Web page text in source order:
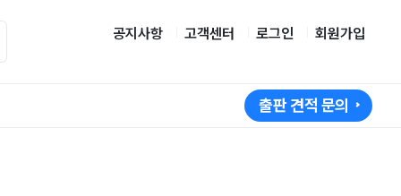
공지사항 고객센터 로그인 회원가입
출판 견적 문의